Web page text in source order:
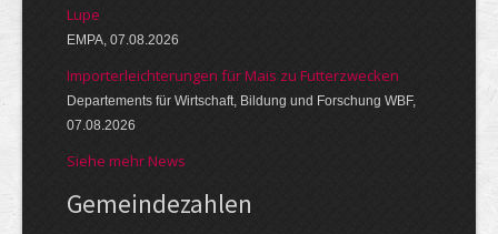
Lupe
EMPA, 07.08.2026
Importerleichterungen für Mais zu Futterzwecken
Departements für Wirtschaft, Bildung und Forschung WBF,
07.08.2026
Siehe mehr News
Gemeinde­zahlen